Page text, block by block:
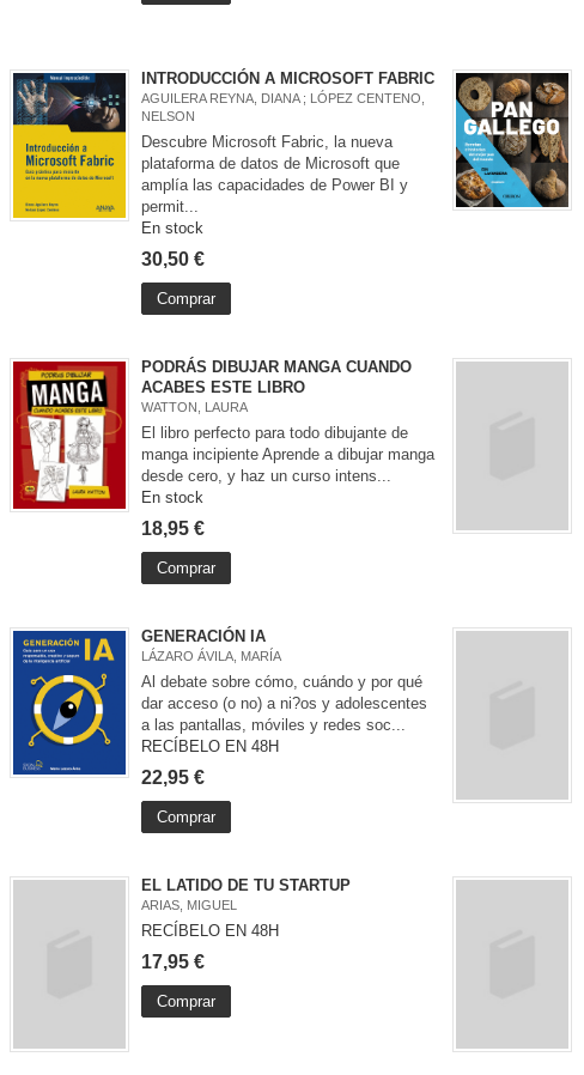
INTRODUCCIÓN A MICROSOFT FABRIC
AGUILERA REYNA, DIANA ; LÓPEZ CENTENO,
NELSON
Descubre Microsoft Fabric, la nueva
plataforma de datos de Microsoft que
amplía las capacidades de Power BI y
permit...
En stock
30,50 €
Comprar
PODRÁS DIBUJAR MANGA CUANDO
ACABES ESTE LIBRO
WATTON, LAURA
El libro perfecto para todo dibujante de
manga incipiente Aprende a dibujar manga
desde cero, y haz un curso intens...
En stock
18,95 €
Comprar
GENERACIÓN IA
LÁZARO ÁVILA, MARÍA
Al debate sobre cómo, cuándo y por qué
dar acceso (o no) a ni?os y adolescentes
a las pantallas, móviles y redes soc...
RECÍBELO EN 48H
22,95 €
Comprar
EL LATIDO DE TU STARTUP
ARIAS, MIGUEL
RECÍBELO EN 48H
17,95 €
Comprar